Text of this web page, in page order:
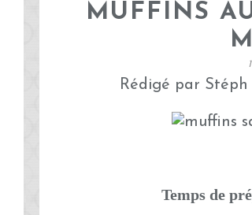
MUFFINS
Rédigé par
Temps de